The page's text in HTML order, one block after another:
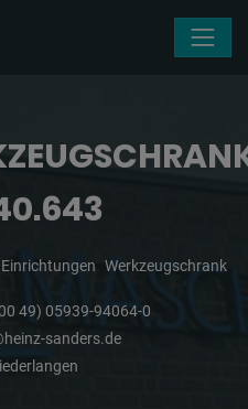
Werkzeugschrank
49) 05939-94064-0
sanders.de